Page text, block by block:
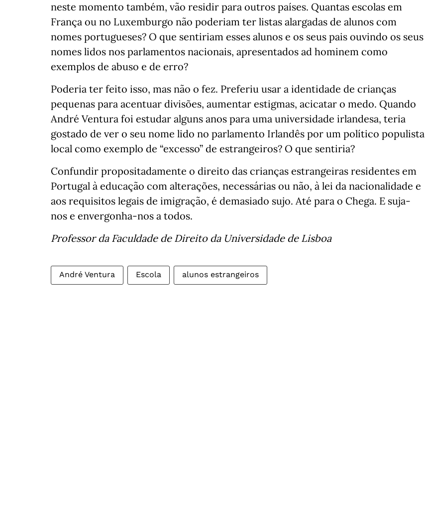
neste momento também, vão residir para outros países. Quantas escolas em
França ou no Luxemburgo não poderiam ter listas alargadas de alunos com
nomes portugueses? O que sentiriam esses alunos e os seus pais ouvindo os seus
nomes lidos nos parlamentos nacionais, apresentados ad hominem como
exemplos de abuso e de erro?
Poderia ter feito isso, mas não o fez. Preferiu usar a identidade de crianças
pequenas para acentuar divisões, aumentar estigmas, acicatar o medo. Quando
André Ventura foi estudar alguns anos para uma universidade irlandesa, teria
gostado de ver o seu nome lido no parlamento Irlandês por um político populista
local como exemplo de “excesso” de estrangeiros? O que sentiria?
Confundir propositadamente o direito das crianças estrangeiras residentes em
Portugal à educação com alterações, necessárias ou não, à lei da nacionalidade e
aos requisitos legais de imigração, é demasiado sujo. Até para o Chega. E suja-
nos e envergonha-nos a todos.
Professor da Faculdade de Direito da Universidade de Lisboa
André Ventura Escola alunos estrangeiros